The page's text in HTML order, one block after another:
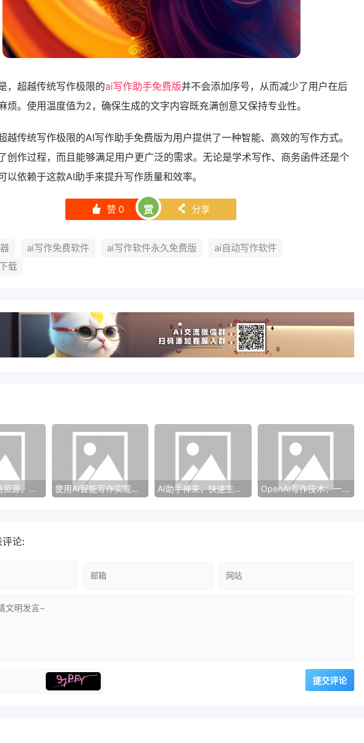
，超越传统写作极限的ai写作助手免费版并不会添加序号，从而减少了用户在后
烦。使用温度值为2，确保生成的文字内容既充满创意又保持专业性。
越传统写作极限的AI写作助手免费版为用户提供了一种智能、高效的写作方式。
创作过程，而且能够满足用户更广泛的需求。无论是学术写作、商务函件还是个
以依赖于这款AI助手来提升写作质量和效率。
󰄼 赞 0 赏 󰄯 分享
ai写作免费软件 ai写作软件永久免费版
ai自动写作软件
载
智慧利用网络资源，提高学习效率！ 使用AI智能写作实现一键生成免费版 AI助手神来，快速生成优秀广告文案 OpenAI写作技术：一种前所未有的革命性金科技
评论: